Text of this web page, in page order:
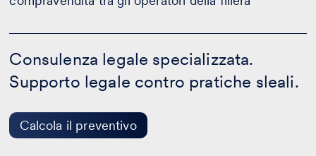
Consulenza legale specializzata.
Supporto legale contro pratiche sleali.
Calcola il preventivo
legale
specializzata.
-
Calcola
preventivo